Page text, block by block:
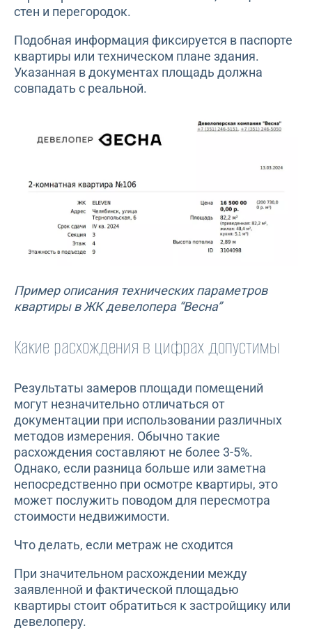
стен и перегородок.
Подобная информация фиксируется в паспорте
квартиры или техническом плане здания.
Указанная в документах площадь должна
совпадать с реальной.
Пример описания технических параметров
квартиры в ЖК девелопера “Весна”
Какие расхождения в цифрах допустимы
Результаты замеров площади помещений
могут незначительно отличаться от
документации при использовании различных
методов измерения. Обычно такие
расхождения составляют не более 3-5%.
Однако, если разница больше или заметна
непосредственно при осмотре квартиры, это
может послужить поводом для пересмотра
стоимости недвижимости.
Что делать, если метраж не сходится
При значительном расхождении между
заявленной и фактической площадью
квартиры стоит обратиться к застройщику или
девелоперу.